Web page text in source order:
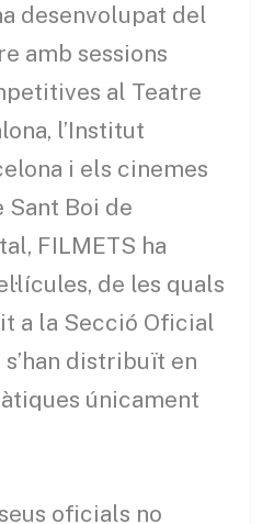
desenvolupat del
amb sessions
al Teatre
l’Institut
i els cinemes
Sant Boi de
FILMETS ha
de les quals
a la Secció Oficial
distribuït en
únicament
oficials no